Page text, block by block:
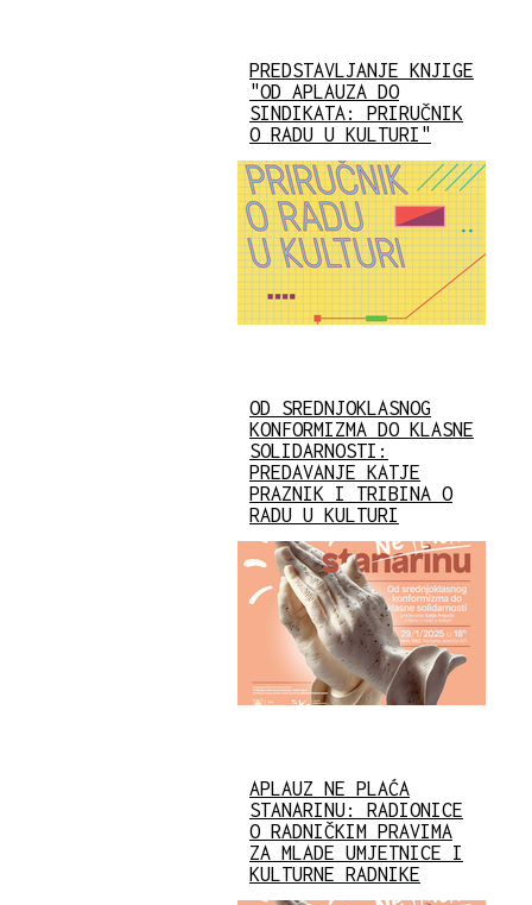
PREDSTAVLJANJE KNJIGE
"OD APLAUZA DO
SINDIKATA: PRIRUČNIK
O RADU U KULTURI"
OD SREDNJOKLASNOG
KONFORMIZMA DO KLASNE
SOLIDARNOSTI:
PREDAVANJE KATJE
PRAZNIK I TRIBINA O
RADU U KULTURI
APLAUZ NE PLAĆA
STANARINU: RADIONICE
O RADNIČKIM PRAVIMA
ZA MLADE UMJETNICE I
KULTURNE RADNIKE